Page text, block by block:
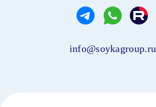
info@soykagroup.ru